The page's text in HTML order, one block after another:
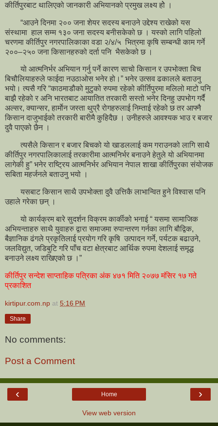
कीर्तिपुरबाट थालिएको जानकारी अभियानको प्रमुख लक्ष्य होे ।
“आउने दिनमा २०० जना शेयर सदस्य बनाउने उद्देश्य राखेको यस
संस्थामा हाल सम्म १३० जना सदस्य बनीसकेको छ । यस्को लागि पहिलो
चरणमा कीर्तिपुर नगरपालिकाका वडा २/४/५ भित्रमा कृषि सम्बन्धी काम गर्ने
२००–२५० जना किसानहरुको दर्ता पनि भैसकेको छ ।
यो आत्मनिर्भर अभियान गर्नु पर्ने कारण साचो किसान र उपभोक्ता बिच
बिचौलियाहरुले फाईदा नउठाओस भनेर हो।” भनेर उत्सव ढकालले बताउनु
भयो। त्यसै गरि “काठमाडौको मुटुको रुपमा रहेको कीर्तिपुरमा मलिलो माटो पनि
बाझै रहेको र अनि भारतबाट आयातित तरकारी सस्तो भनेर दिनहु उपभोग गर्दै
अल्सर, क्यान्सर, हार्माेन जस्ता थुप्रै रोगहरुलाई निम्ताई रहेको छ तर आफ्नै
किसान दाजुभाईको तरकारी बारीमै कुहिदैछ । उनीहरुले आवश्यक भाउ र बजार
दुवै पाएको छैन ।
त्यसैले किसान र बजार बिचको यो खाडललाई कम गराउनको लागि साथै
कीर्तिपुर नगरपालिकालाई तरकारीमा आत्मनिर्भर बनाउने हेतुले यो अभियानमा
लागेकी हु” भनेर राष्ट्रिय आत्मनिर्भर अभियान नेपाल शाखा कीर्तिपुरका संयोजक
सबिता महर्जनले बताउनु भयो ।
यसबाट किसान साथै उपभोक्ता दुवै उत्तिकै लाभान्वित हुने विश्वास पनि
उहाले गरेका छन् ।
यो कार्यक्रम बारे सुदर्शन विक्रम कार्कीको भनाई “ यसमा सामाजिक
अभियन्ताहरु साथै युवाहरु द्वारा समाजमा रुपान्तरण गर्नका लागि बौद्विक,
बैज्ञानिक ढंगले प्रकृतिलाई प्रयोग गरि कृषि उत्पादन गर्ने, पर्यटक बढाउने,
जलविद्युत, जडिबुटि गरि पाँच वटा क्षेत्रबाट आर्थिक रुपमा देशलाई समृद्ध
बनाउने लक्ष्य राखिएको छ ।”
कीर्तिपुर सन्देश साप्ताहिक पत्रिका अंक ४७१ मिति २०७७ मंसिर १७ गते
प्रकाशित
kirtipur.com.np at 5:16 PM
Share
No comments:
Post a Comment
‹ ›
Home
View web version